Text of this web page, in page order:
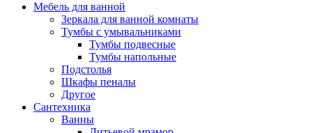
Мебель для ванной
Зеркала для ванной комнаты
Тумбы с умывальниками
Тумбы подвесные
Тумбы напольные
Подстолья
Шкафы пеналы
Другое
Сантехника
Ванны